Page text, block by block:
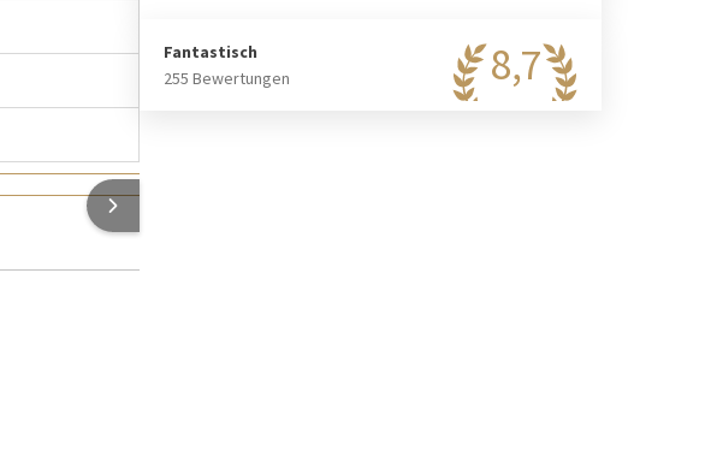
8,7
Fantastisch
255 Bewertungen